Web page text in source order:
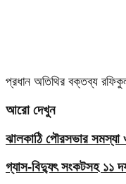
প্রধান অতিথির বক্তব্য রফিকুল
আরো দেখুন
ঝালকাঠি পৌরসভার সমস্যা
গ্যাস-বিদ্যুৎ সংকটসহ ১১